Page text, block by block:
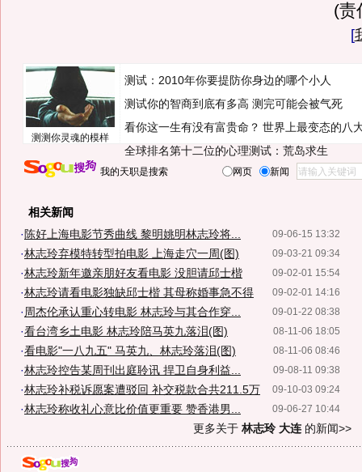
(责
[
测测你灵魂的模样
测试：2010年你要提防你身边的哪个小人
测试你的智商到底有多高 测完可能会被气死
看你这一生有没有富贵命？ 世界上最变态的八
全球排名第十二位的心理测试：荒岛求生
我的天职是搜索 网页 新闻
相关新闻
09-06-15 13:32
· 陈好上海电影节秀曲线 黎明姚明林志玲将...
09-03-21 09:34
·林志玲弃模特转型拍电影 上海走穴一周(图)
09-02-01 15:54
·林志玲新年邀亲朋好友看电影 没胆请邱士楷
09-02-01 14:16
·林志玲请看电影独缺邱士楷 其母称婚事急不得
09-01-22 08:38
· 周杰伦承认重心转电影 林志玲与其合作穿...
08-11-06 18:05
·看台湾乡土电影 林志玲陪马英九落泪(图)
08-11-06 08:46
·看电影"一八九五" 马英九、林志玲落泪(图)
09-08-11 09:38
·林志玲控告某周刊出庭聆讯 捍卫自身利益...
09-10-03 09:24
·林志玲补税诉愿案遭驳回 补交税款合共211.5万
09-06-27 10:44
·林志玲称收礼心意比价值更重要 赞香港男...
更多关于 林志玲 大连 的新闻>>